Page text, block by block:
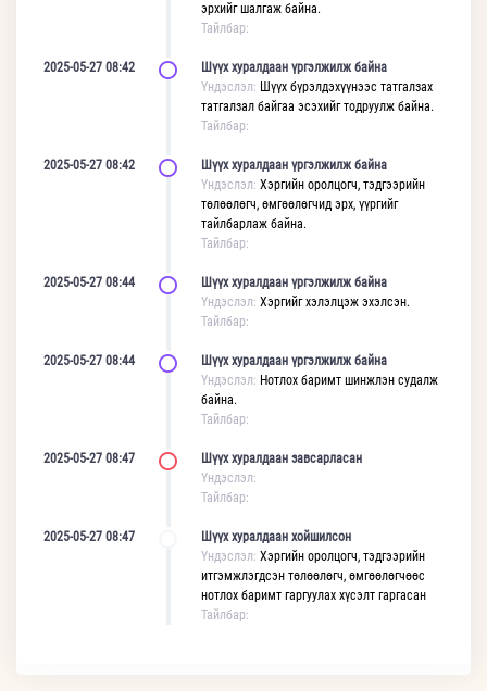
эрхийг шалгаж байна.
Тайлбар:
2025-05-27 08:42
Шүүх хуралдаан үргэлжилж байна
Үндэслэл: Шүүх бүрэлдэхүүнээс татгалзах
татгалзал байгаа эсэхийг тодруулж байна.
Тайлбар:
2025-05-27 08:42
Шүүх хуралдаан үргэлжилж байна
Үндэслэл: Хэргийн оролцогч, тэдгээрийн
төлөөлөгч, өмгөөлөгчид эрх, үүргийг
тайлбарлаж байна.
Тайлбар:
2025-05-27 08:44
Шүүх хуралдаан үргэлжилж байна
Үндэслэл: Хэргийг хэлэлцэж эхэлсэн.
Тайлбар:
2025-05-27 08:44
Шүүх хуралдаан үргэлжилж байна
Үндэслэл: Нотлох баримт шинжлэн судалж
байна.
Тайлбар:
2025-05-27 08:47
Шүүх хуралдаан завсарласан
Үндэслэл:
Тайлбар:
2025-05-27 08:47
Шүүх хуралдаан хойшилсон
Үндэслэл: Хэргийн оролцогч, тэдгээрийн
итгэмжлэгдсэн төлөөлөгч, өмгөөлөгчөөс
нотлох баримт гаргуулах хүсэлт гаргасан
Тайлбар: